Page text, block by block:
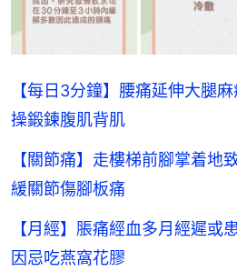
【每日3分鐘】腰痛延伸大腿
操鍛鍊腹肌背肌
【關節痛】走樓梯前腳掌着地
緩關節傷腳板痛
【月經】脹痛經血多月經遲
因忌吃燕窩花膠